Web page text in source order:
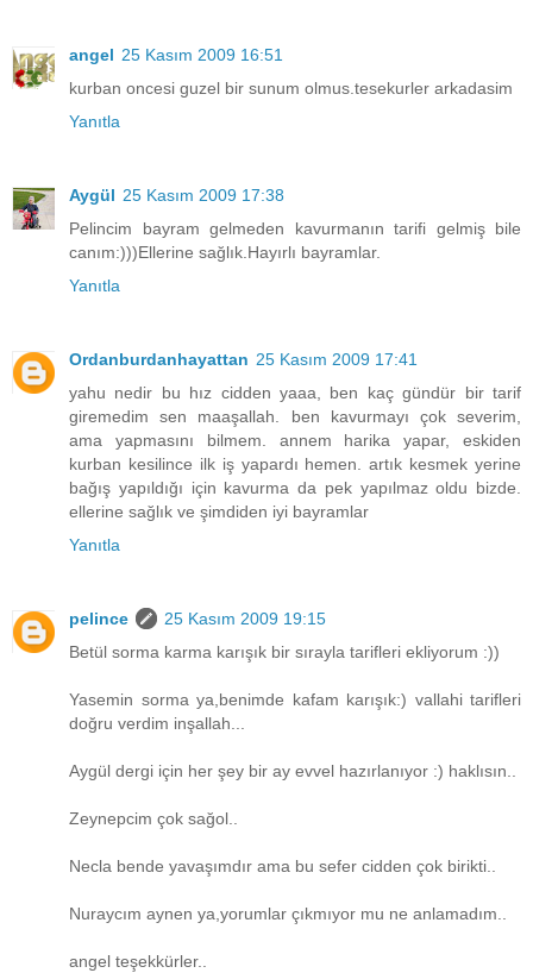
angel 25 Kasım 2009 16:51
kurban oncesi guzel bir sunum olmus.tesekurler arkadasim
Yanıtla
Aygül 25 Kasım 2009 17:38
Pelincim bayram gelmeden kavurmanın tarifi gelmiş bile
canım:)))Ellerine sağlık.Hayırlı bayramlar.
Yanıtla
Ordanburdanhayattan 25 Kasım 2009 17:41
yahu nedir bu hız cidden yaaa, ben kaç gündür bir tarif
giremedim sen maaşallah. ben kavurmayı çok severim,
ama yapmasını bilmem. annem harika yapar, eskiden
kurban kesilince ilk iş yapardı hemen. artık kesmek yerine
bağış yapıldığı için kavurma da pek yapılmaz oldu bizde.
ellerine sağlık ve şimdiden iyi bayramlar
Yanıtla
pelince
25 Kasım 2009 19:15
Betül sorma karma karışık bir sırayla tarifleri ekliyorum :))
Yasemin sorma ya,benimde kafam karışık:) vallahi tarifleri
doğru verdim inşallah...
Aygül dergi için her şey bir ay evvel hazırlanıyor :) haklısın..
Zeynepcim çok sağol..
Necla bende yavaşımdır ama bu sefer cidden çok birikti..
Nuraycım aynen ya,yorumlar çıkmıyor mu ne anlamadım..
angel teşekkürler..